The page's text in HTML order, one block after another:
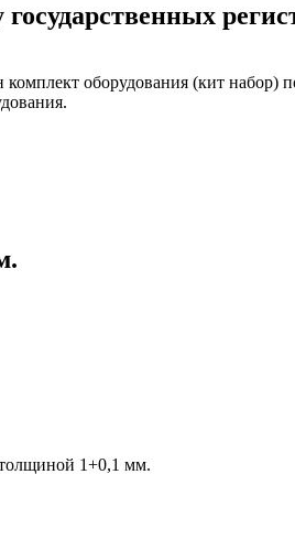
оборудования (кит
1+0,1 мм.